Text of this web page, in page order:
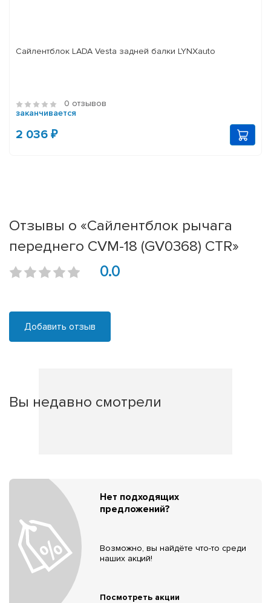
Сайлентблок LADA Vesta задней балки LYNXauto
0 отзывов
заканчивается
2 036 ₽
Отзывы о «Сайлентблок рычага
переднего CVM-18 (GV0368) CTR»
0.0
Добавить отзыв
Вы недавно смотрели
Нет подходящих
предложений?
Возможно, вы найдёте что-то среди
наших акций!
Посмотреть акции